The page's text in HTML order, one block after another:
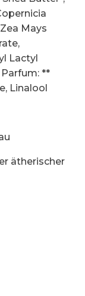
Mays
Lactyl
**
Linalool
ätherischer